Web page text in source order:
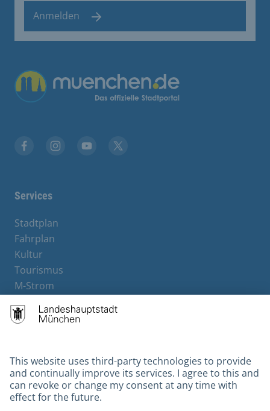
Anmelden
Übergreifende Links
Services
Stadtplan
Fahrplan
Kultur
Tourismus
M-Strom
Hotels
Contact
Barrierefreiheit
Leichte Sprache